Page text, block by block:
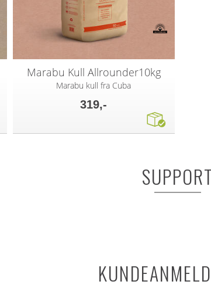
Marabu Kull Allrounder10kg
Marabu kull fra Cuba
319,-
SUPPORT